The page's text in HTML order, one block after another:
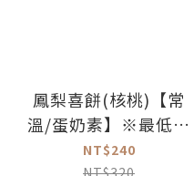
鳳梨喜餅(核桃)【常
溫/蛋奶素】※最低訂
購量5盒
NT$240